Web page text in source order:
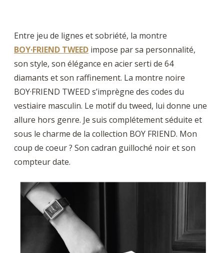
Entre jeu de lignes et sobriété, la montre
BOY·FRIEND TWEED impose par sa personnalité,
son style, son élégance en acier serti de 64
diamants et son raffinement. La montre noire
BOY·FRIEND TWEED s’imprègne des codes du
vestiaire masculin. Le motif du tweed, lui donne une
allure hors genre. Je suis complétement séduite et
sous le charme de la collection BOY FRIEND. Mon
coup de coeur ? Son cadran guilloché noir et son
compteur date.